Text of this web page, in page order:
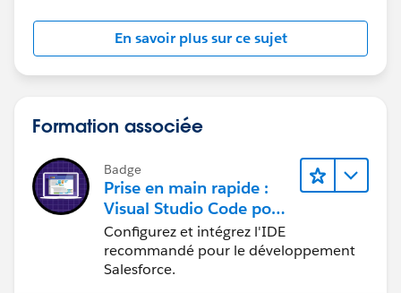
En savoir plus sur ce sujet
Formation associée
Badge
Prise en main rapide :
Visual Studio Code pour
le développement
Salesforce
Configurez et intégrez l'IDE
recommandé pour le développement
Salesforce.